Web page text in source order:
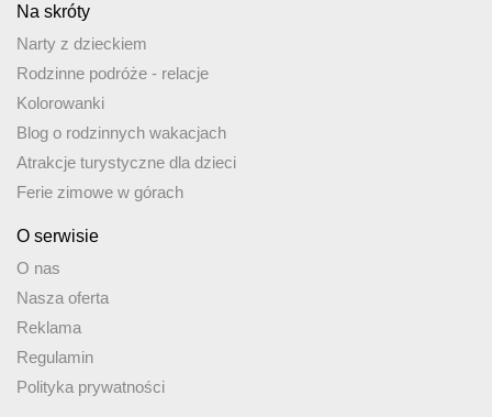
Na skróty
Narty z dzieckiem
Rodzinne podróże - relacje
Kolorowanki
Blog o rodzinnych wakacjach
Atrakcje turystyczne dla dzieci
Ferie zimowe w górach
O serwisie
O nas
Nasza oferta
Reklama
Regulamin
Polityka prywatności